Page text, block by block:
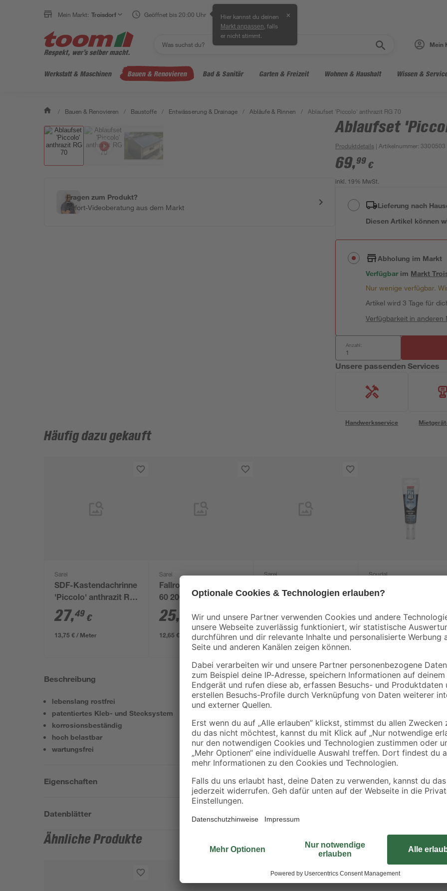
Mein Markt: Troisdorf Geöffnet bis 20:00 Uhr Hier kannst du deinen
Markt anpassen , falls
er nicht stimmt.
✕
Mein
Werkstatt & Maschinen Bauen & Renovieren Bad & Sanitär Garten & Freizeit Wohnen & Haushalt Wissen &
/ Bauen & Renovieren / Baustoffe / Entwässerung & Drainage / Abläufe & Rinnen / Ablaufset 'Piccolo' anthrazit RG 70
Fragen zum Produkt?
Sofort-Videoberatung aus dem Markt
Ablaufset
Produktdetails | Artikelnummer:3300503
69,99 €
inkl. 19% MwSt.
Lieferung nach
Diesen Artikel können
Abholung im Markt
Verfügbar im Markt
Nur wenige verfügbar.
Artikel wird 3 Tage für
Verfügbarkeit in anderen
Anzahl:
Unsere passenden Services
Handwerksservice
Häufig dazu gekauft
Sarei
SDF-Kastendachrinne
'Piccolo' anthrazit RG
70 200 cm
27,49 €
13,75 € / Meter
Sarei
Fallrohr anthrazit DN
60 200 cm
25, €
12,65 € / Meter
Sarei
Kastenrinne 'Piccolo'
7,59€
Soudal
All Crystal'
6,99 €
53,77 € / Kilogramm
Beschreibung
lebenslang rostfrei
patentiertes Kleb- und Stecksystem
korrosionsbeständig
hoch belastbar
wartungsfrei
Eigenschaften
Datenblätter
Ähnliche Produkte